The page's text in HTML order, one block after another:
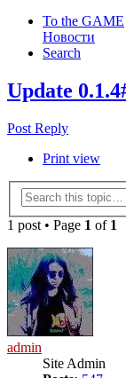
To the GAME
Новости
Search
Update
Post Reply
Print view
1 post • Page 1 of 1
admin
Site Admin